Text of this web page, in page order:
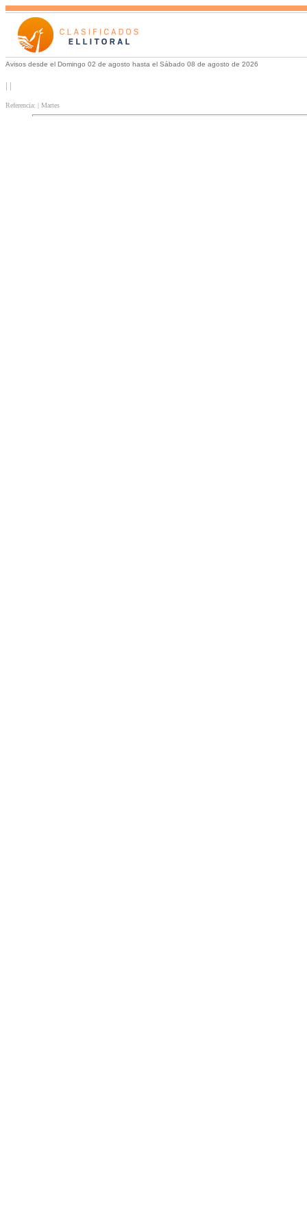
Avisos desde el Domingo 02 de agosto hasta el Sábado 08 de agosto de 2026
| |
Referencia: | Martes